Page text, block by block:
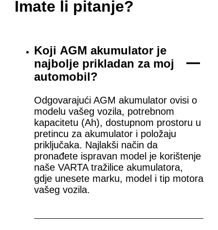
Imate li pitanje?
Koji AGM akumulator je
najbolje prikladan za moj
automobil?
Odgovarajući AGM akumulator ovisi o
modelu vašeg vozila, potrebnom
kapacitetu (Ah), dostupnom prostoru u
pretincu za akumulator i položaju
priključaka. Najlakši način da
pronađete ispravan model je korištenje
naše VARTA tražilice akumulatora,
gdje unesete marku, model i tip motora
vašeg vozila.